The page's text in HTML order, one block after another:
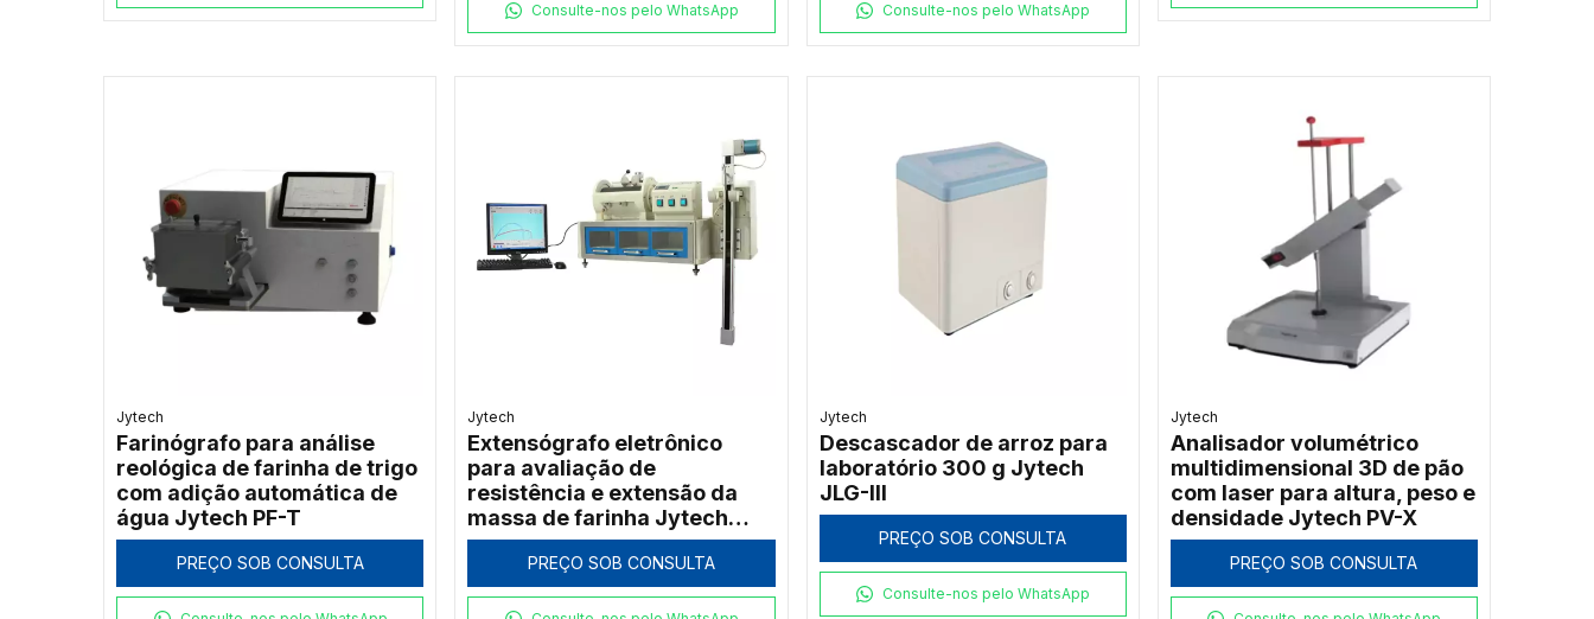
Consulte-nos pelo WhatsApp Consulte-nos pelo WhatsApp
Jytech
Farinógrafo para análise
reológica de farinha de trigo
com adição automática de
água Jytech PF-T
PREÇO SOB CONSULTA
Jytech
Extensógrafo eletrônico
para avaliação de
resistência e extensão da
massa de farinha Jytech
JLSD
PREÇO SOB CONSULTA
Jytech
Descascador de arroz para
laboratório 300 g Jytech
JLG-III
PREÇO SOB CONSULTA
Consulte-nos pelo WhatsApp
Jytech
Analisador volumétrico
multidimensional 3D de pão
com laser para altura, peso e
densidade Jytech PV-X
PREÇO SOB CONSULTA